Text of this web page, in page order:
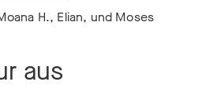
H., Elian, und Moses
aus